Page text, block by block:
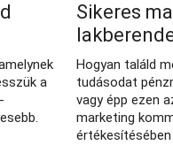
a
Sikeres
Hogyan találd
tudásodat
vagy épp ezen
marketing
értékesítésében